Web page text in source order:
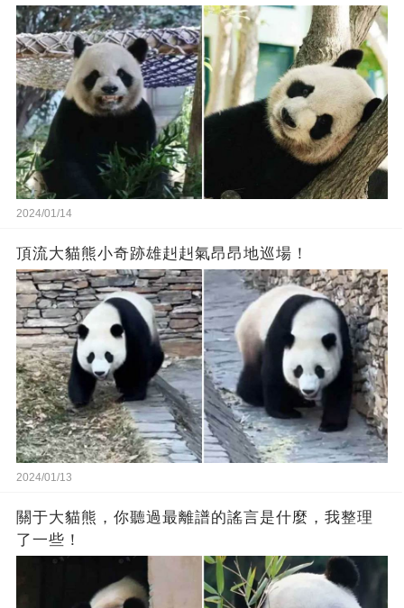
2024/01/14
頂流大貓熊小奇跡雄赳赳氣昂昂地巡場！
2024/01/13
關于大貓熊，你聽過最離譜的謠言是什麼，我整理
了一些！